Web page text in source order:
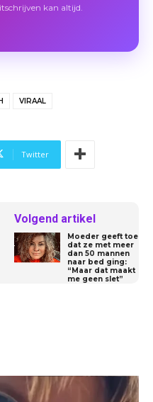
kan altijd.
VIRAAL
Twitter
Volgend artikel
Moeder geeft toe
dat ze met meer
dan 50 mannen
naar bed ging:
“Maar dat maakt
me geen slet”